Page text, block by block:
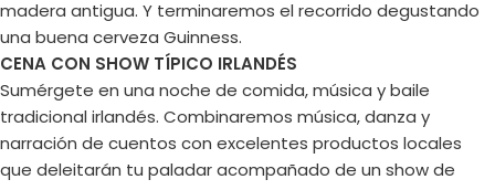
madera antigua. Y terminaremos el recorrido degustando
una buena cerveza Guinness.
CENA CON SHOW TÍPICO IRLANDÉS
Sumérgete en una noche de comida, música y baile
tradicional irlandés. Combinaremos música, danza y
narración de cuentos con excelentes productos locales
que deleitarán tu paladar acompañado de un show de